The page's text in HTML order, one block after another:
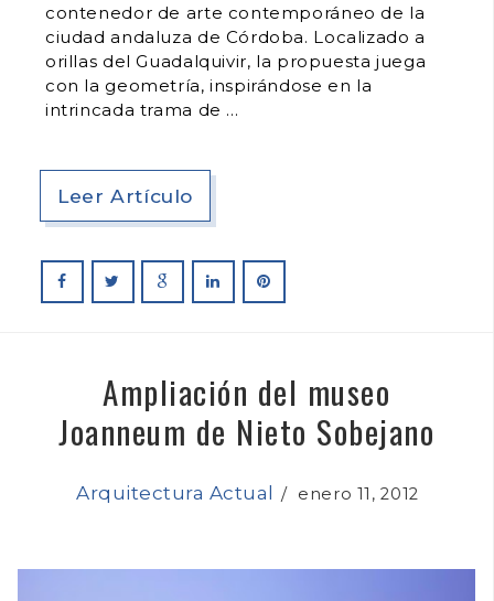
contenedor de arte contemporáneo de la
ciudad andaluza de Córdoba. Localizado a
orillas del Guadalquivir, la propuesta juega
con la geometría, inspirándose en la
intrincada trama de
Leer Artículo
Ampliación del museo
Joanneum de Nieto Sobejano
Arquitectura Actual /enero 11, 2012